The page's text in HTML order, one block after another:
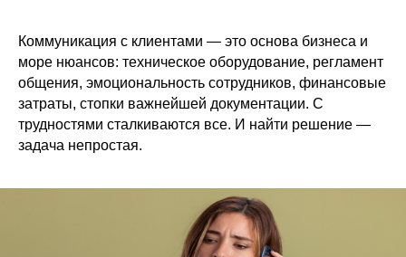
Коммуникация с клиентами — это основа бизнеса и
море нюансов: техническое оборудование, регламент
общения, эмоциональность сотрудников, финансовые
затраты, стопки важнейшей документации. С
трудностями сталкиваются все. И найти решение —
задача непростая.